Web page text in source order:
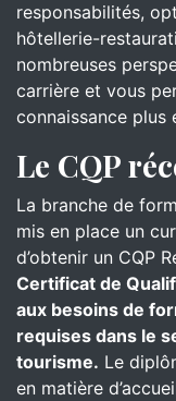
responsabilités,
hôtellerie-
nombreuses
carrière et vous
connaissance plus
Le CQP
La branche de
mis en place un
d’obtenir un CQP
Certificat de
aux besoins de
requises dans le
tourisme. Le
en matière